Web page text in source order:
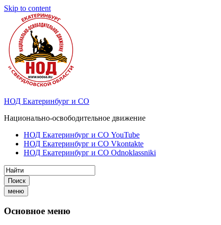
Skip to content
НОД Екатеринбург и СО
Национально-освободительное движение
НОД Екатеринбург и СО YouTube
НОД Екатеринбург и СО Vkontakte
НОД Екатеринбург и СО Odnoklassniki
Поиск
меню
Основное меню